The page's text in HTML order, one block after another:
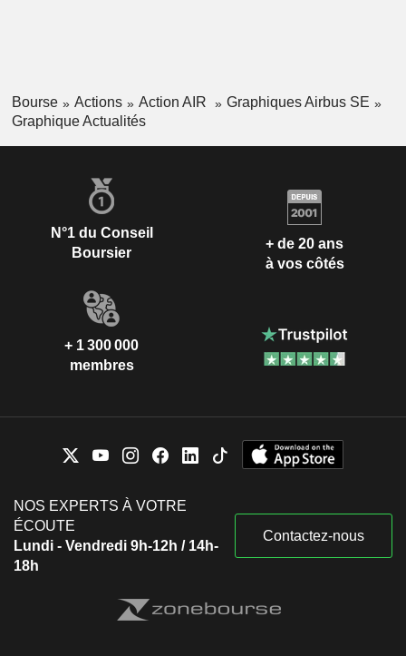
Bourse Actions Action AIR
Graphiques Airbus SE
Graphique Actualités
N°1 du Conseil
Boursier
+ de 20 ans
à vos côtés
+ 1 300 000
membres
NOS EXPERTS À VOTRE
ÉCOUTE
Lundi - Vendredi 9h-12h / 14h-
18h
Contactez-nous